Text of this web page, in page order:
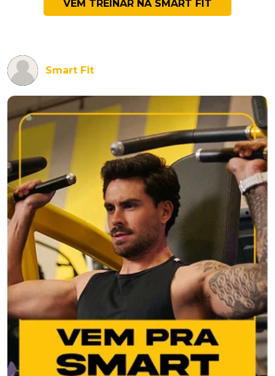
VEM TREINAR NA SMART FIT
Smart Fit